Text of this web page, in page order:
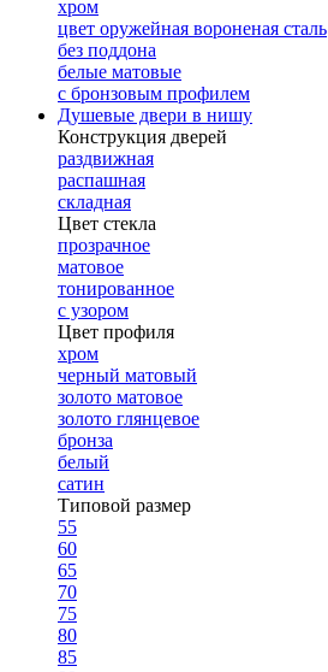
хром
цвет оружейная вороненая сталь
без поддона
белые матовые
с бронзовым профилем
Душевые двери в нишу
Конструкция дверей
раздвижная
распашная
складная
Цвет стекла
прозрачное
матовое
тонированное
с узором
Цвет профиля
хром
черный матовый
золото матовое
золото глянцевое
бронза
белый
сатин
Типовой размер
55
60
65
70
75
80
85